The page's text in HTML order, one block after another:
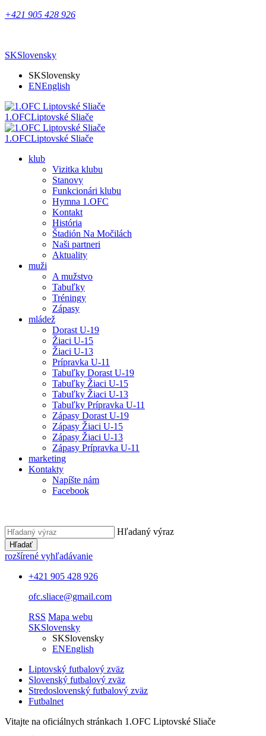
+421 905 428 926
SKSlovensky
SKSlovensky
ENEnglish
1.OFCLiptovské Sliače
1.OFCLiptovské Sliače
klub
Vizitka klubu
Stanovy
Funkcionári klubu
Hymna 1.OFC
Kontakt
História
Štadión Na Močilách
Naši partneri
Aktuality
muži
A mužstvo
Tabuľky
Tréningy
Zápasy
mládež
Dorast U-19
Žiaci U-15
Žiaci U-13
Prípravka U-11
Tabuľky Dorast U-19
Tabuľky Žiaci U-15
Tabuľky Žiaci U-13
Tabuľky Prípravka U-11
Zápasy Dorast U-19
Zápasy Žiaci U-15
Zápasy Žiaci U-13
Zápasy Prípravka U-11
marketing
Kontakty
Napíšte nám
Facebook
Hľadaný výraz
Hľadať
rozšírené vyhľadávanie
+421 905 428 926
ofc.sliace@gmail.com
RSS Mapa webu
SKSlovensky
SKSlovensky
ENEnglish
Liptovský futbalový zväz
Slovenský futbalový zväz
Stredoslovenský futbalový zväz
Futbalnet
Vitajte na oficiálnych stránkach 1.OFC Liptovské Sliače